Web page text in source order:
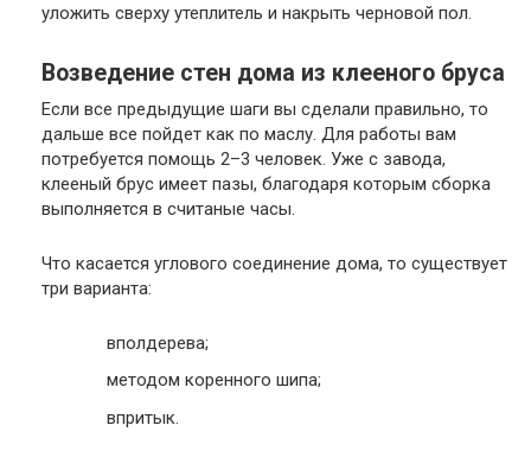
уложить сверху утеплитель и накрыть черновой пол.
Возведение стен дома из клееного бруса
Если все предыдущие шаги вы сделали правильно, то
дальше все пойдет как по маслу. Для работы вам
потребуется помощь 2–3 человек. Уже с завода,
клееный брус имеет пазы, благодаря которым сборка
выполняется в считаные часы.
Что касается углового соединение дома, то существует
три варианта:
вполдерева;
методом коренного шипа;
впритык.